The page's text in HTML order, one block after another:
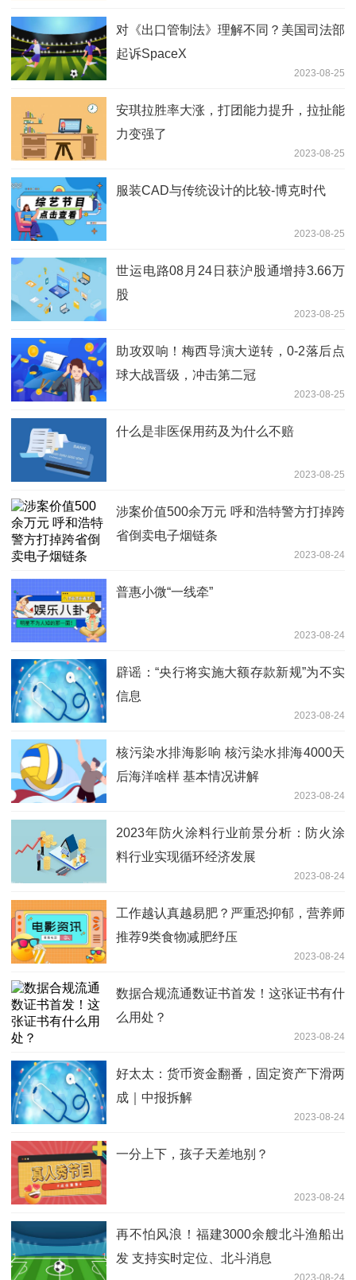
对《出口管制法》理解不同？美国司法部
起诉SpaceX
2023-08-25
安琪拉胜率大涨，打团能力提升，拉扯能
力变强了
2023-08-25
服装CAD与传统设计的比较-博克时代
2023-08-25
世运电路08月24日获沪股通增持3.66万
股
2023-08-25
助攻双响！梅西导演大逆转，0-2落后点
球大战晋级，冲击第二冠
2023-08-25
什么是非医保用药及为什么不赔
2023-08-25
涉案价值500余万元 呼和浩特警方打掉跨
省倒卖电子烟链条
2023-08-24
普惠小微“一线牵”
2023-08-24
辟谣：“央行将实施大额存款新规”为不实
信息
2023-08-24
核污染水排海影响 核污染水排海4000天
后海洋啥样 基本情况讲解
2023-08-24
2023年防火涂料行业前景分析：防火涂
料行业实现循环经济发展
2023-08-24
工作越认真越易肥？严重恐抑郁，营养师
推荐9类食物减肥纾压
2023-08-24
数据合规流通数证书首发！这张证书有什
么用处？
2023-08-24
好太太：货币资金翻番，固定资产下滑两
成｜中报拆解
2023-08-24
一分上下，孩子天差地别？
2023-08-24
再不怕风浪！福建3000余艘北斗渔船出
发 支持实时定位、北斗消息